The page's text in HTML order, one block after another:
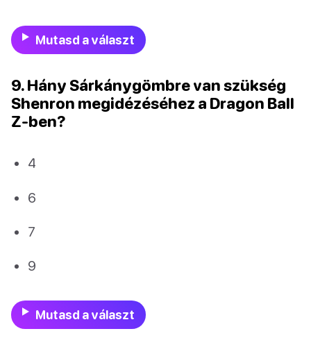
Mutasd a választ
9. Hány Sárkánygömbre van szükség
Shenron megidézéséhez a Dragon Ball
Z-ben?
4
6
7
9
Mutasd a választ